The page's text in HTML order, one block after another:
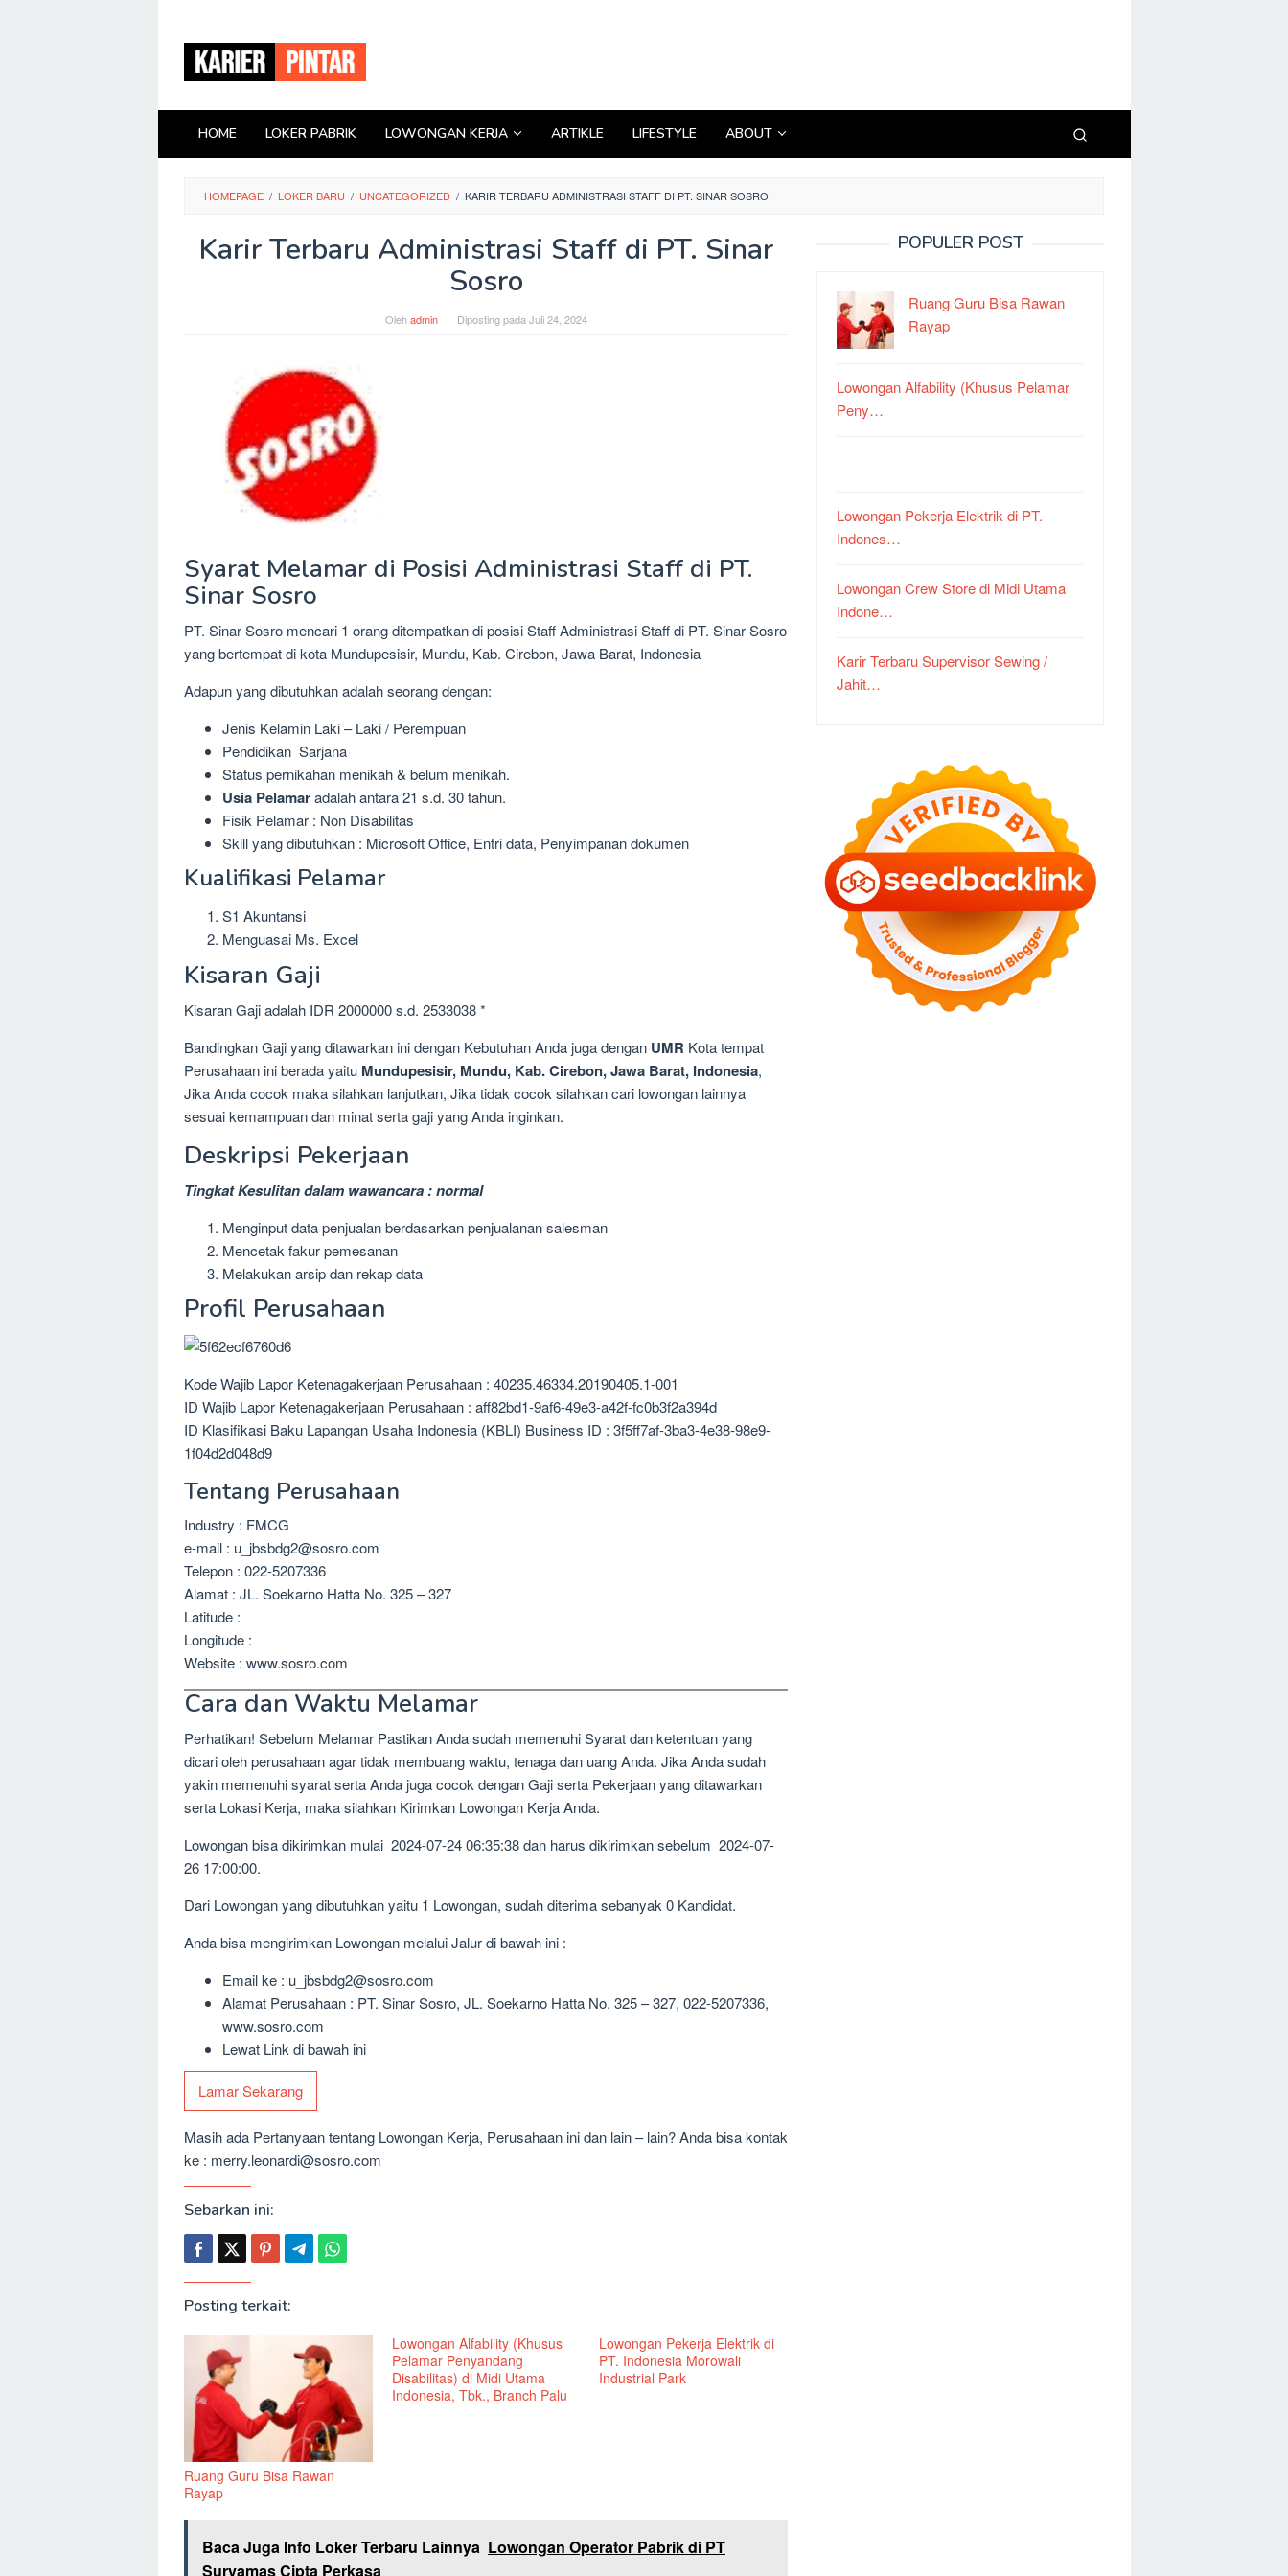
konten
HOME LOKER PABRIK LOWONGAN KERJA ARTIKLE LIFESTYLE ABOUT
HOMEPAGE / LOKER BARU / UNCATEGORIZED / KARIR TERBARU ADMINISTRASI STAFF DI PT. SINAR SOSRO
Karir Terbaru Administrasi Staff di PT. Sinar
Sosro
Olehadmin Diposting pada Juli 24, 2024
Syarat Melamar di Posisi Administrasi Staff di PT.
Sinar Sosro
PT. Sinar Sosro mencari 1 orang ditempatkan di posisi Staff Administrasi Staff di PT. Sinar Sosro
yang bertempat di kota Mundupesisir, Mundu, Kab. Cirebon, Jawa Barat, Indonesia
Adapun yang dibutuhkan adalah seorang dengan:
Jenis Kelamin Laki – Laki / Perempuan
Pendidikan Sarjana
Status pernikahan menikah & belum menikah.
Usia Pelamaradalah antara 21 s.d. 30 tahun.
Fisik Pelamar : Non Disabilitas
Skill yang dibutuhkan : Microsoft Office, Entri data, Penyimpanan dokumen
Kualifikasi Pelamar
S1 Akuntansi
Menguasai Ms. Excel
Kisaran Gaji
Kisaran Gaji adalah IDR 2000000 s.d. 2533038 *
Bandingkan Gaji yang ditawarkan ini dengan Kebutuhan Anda juga dengan UMR Kota tempat
Perusahaan ini berada yaitu Mundupesisir, Mundu, Kab. Cirebon, Jawa Barat, Indonesia,
Jika Anda cocok maka silahkan lanjutkan, Jika tidak cocok silahkan cari lowongan lainnya
sesuai kemampuan dan minat serta gaji yang Anda inginkan.
Deskripsi Pekerjaan
Tingkat Kesulitan dalam wawancara : normal
Menginput data penjualan berdasarkan penjualanan salesman
Mencetak fakur pemesanan
Melakukan arsip dan rekap data
Profil Perusahaan
Kode Wajib Lapor Ketenagakerjaan Perusahaan : 40235.46334.20190405.1-001
ID Wajib Lapor Ketenagakerjaan Perusahaan : aff82bd1-9af6-49e3-a42f-fc0b3f2a394d
ID Klasifikasi Baku Lapangan Usaha Indonesia (KBLI) Business ID : 3f5ff7af-3ba3-4e38-98e9-
1f04d2d048d9
Tentang Perusahaan
Industry : FMCG
e-mail : u_jbsbdg2@sosro.com
Telepon : 022-5207336
Alamat : JL. Soekarno Hatta No. 325 – 327
Latitude :
Longitude :
Website : www.sosro.com
Cara dan Waktu Melamar
Perhatikan! Sebelum Melamar Pastikan Anda sudah memenuhi Syarat dan ketentuan yang
dicari oleh perusahaan agar tidak membuang waktu, tenaga dan uang Anda. Jika Anda sudah
yakin memenuhi syarat serta Anda juga cocok dengan Gaji serta Pekerjaan yang ditawarkan
serta Lokasi Kerja, maka silahkan Kirimkan Lowongan Kerja Anda.
Lowongan bisa dikirimkan mulai 2024-07-24 06:35:38 dan harus dikirimkan sebelum 2024-07-
26 17:00:00.
Dari Lowongan yang dibutuhkan yaitu 1 Lowongan, sudah diterima sebanyak 0 Kandidat.
Anda bisa mengirimkan Lowongan melalui Jalur di bawah ini :
Email ke : u_jbsbdg2@sosro.com
Alamat Perusahaan : PT. Sinar Sosro, JL. Soekarno Hatta No. 325 – 327, 022-5207336,
www.sosro.com
Lewat Link di bawah ini
Lamar Sekarang
Masih ada Pertanyaan tentang Lowongan Kerja, Perusahaan ini dan lain – lain? Anda bisa kontak
ke : merry.leonardi@sosro.com
Sebarkan ini:
Posting terkait:
Ruang Guru Bisa Rawan
Rayap
Lowongan Alfability (Khusus
Pelamar Penyandang
Disabilitas) di Midi Utama
Indonesia, Tbk., Branch Palu
Lowongan Pekerja Elektrik di
PT. Indonesia Morowali
Industrial Park
Baca Juga Info Loker Terbaru Lainnya Lowongan Operator Pabrik di PT
Suryamas Cipta Perkasa
POPULER POST
Ruang Guru Bisa Rawan
Rayap
Lowongan Alfability (Khusus Pelamar
Peny…
Lowongan Pekerja Elektrik di PT.
Indones…
Lowongan Crew Store di Midi Utama
Indone…
Karir Terbaru Supervisor Sewing /
Jahit…